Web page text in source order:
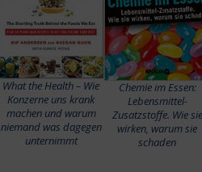
What the Health – Wie
Konzerne uns krank
machen und warum
niemand was dagegen
unternimmt
Chemie im Essen:
Lebensmittel-
Zusatzstoffe. Wie sie
wirken, warum sie
schaden